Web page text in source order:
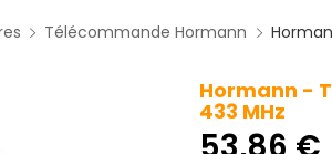
Télécommande Hormann
Hormann -
433 MHz